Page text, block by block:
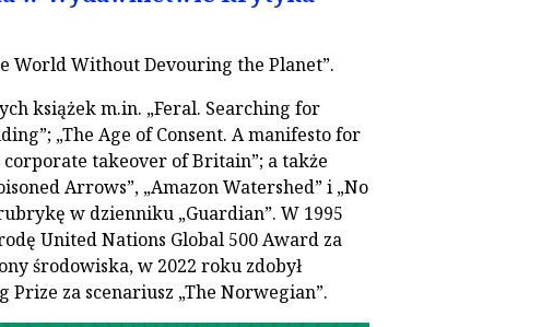
World Without Devouring the Planet”.
książek m.in. „Feral. Searching for
„The Age of Consent. A manifesto for
takeover of Britain”; a także
Arrows”, „Amazon Watershed” i „No
w dzienniku „Guardian”. W 1995
United Nations Global 500 Award za
środowiska, w 2022 roku zdobył
za scenariusz „The Norwegian”.